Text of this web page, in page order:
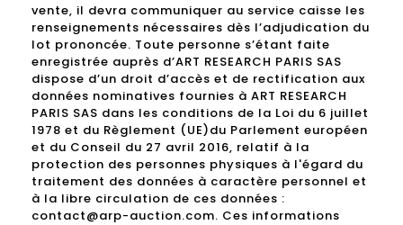
vente, il devra communiquer au service caisse les
renseignements nécessaires dès l’adjudication du
lot prononcée. Toute personne s’étant faite
enregistrée auprès d’ART RESEARCH PARIS SAS
dispose d’un droit d’accès et de rectification aux
données nominatives fournies à ART RESEARCH
PARIS SAS dans les conditions de la Loi du 6 juillet
1978 et du Règlement (UE)du Parlement européen
et du Conseil du 27 avril 2016, relatif à la
protection des personnes physiques à l'égard du
traitement des données à caractère personnel et
à la libre circulation de ces données :
contact@arp-auction.com. Ces informations